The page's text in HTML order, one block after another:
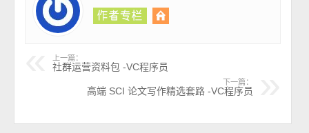
上一篇：
社群运营资料包 -VC程序员
下一篇：
高端 SCI 论文写作精选套路 -VC程序员